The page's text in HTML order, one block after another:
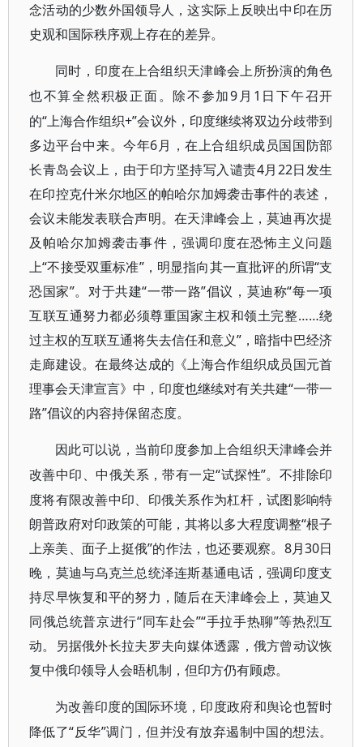
念活动的少数外国领导人，这实际上反映出中印在历
史观和国际秩序观上存在的差异。
同时，印度在上合组织天津峰会上所扮演的角色
也不算全然积极正面。除不参加9月1日下午召开
的“上海合作组织+”会议外，印度继续将双边分歧带到
多边平台中来。今年6月，在上合组织成员国国防部
长青岛会议上，由于印方坚持写入谴责4月22日发生
在印控克什米尔地区的帕哈尔加姆袭击事件的表述，
会议未能发表联合声明。在天津峰会上，莫迪再次提
及帕哈尔加姆袭击事件，强调印度在恐怖主义问题
上“不接受双重标准”，明显指向其一直批评的所谓“支
恐国家”。对于共建“一带一路”倡议，莫迪称“每一项
互联互通努力都必须尊重国家主权和领土完整……绕
过主权的互联互通将失去信任和意义”，暗指中巴经济
走廊建设。在最终达成的《上海合作组织成员国元首
理事会天津宣言》中，印度也继续对有关共建“一带一
路”倡议的内容持保留态度。
因此可以说，当前印度参加上合组织天津峰会并
改善中印、中俄关系，带有一定“试探性”。不排除印
度将有限改善中印、印俄关系作为杠杆，试图影响特
朗普政府对印政策的可能，其将以多大程度调整“根子
上亲美、面子上挺俄”的作法，也还要观察。8月30日
晚，莫迪与乌克兰总统泽连斯基通电话，强调印度支
持尽早恢复和平的努力，随后在天津峰会上，莫迪又
同俄总统普京进行“同车赴会”“手拉手热聊”等热烈互
动。另据俄外长拉夫罗夫向媒体透露，俄方曾动议恢
复中俄印领导人会晤机制，但印方仍有顾虑。
为改善印度的国际环境，印度政府和舆论也暂时
降低了“反华”调门，但并没有放弃遏制中国的想法。